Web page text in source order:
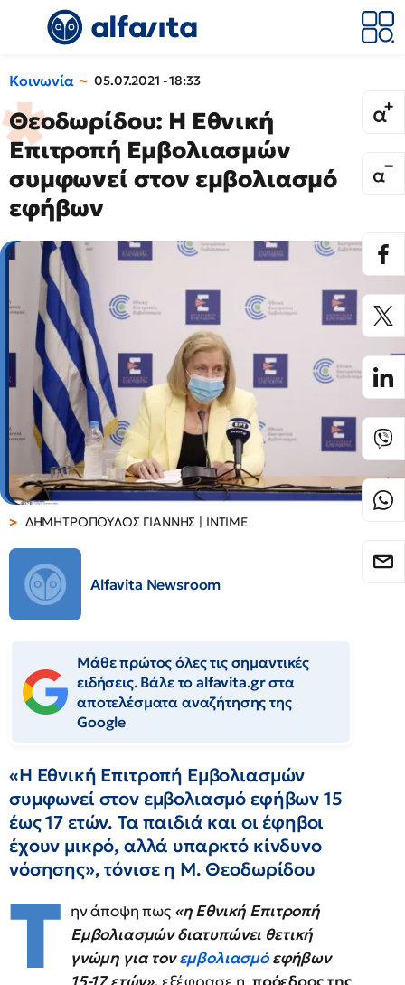
Κοινωνία 05.07.2021 - 18:33
Θεοδωρίδου: Η Εθνική
Επιτροπή Εμβολιασμών
συμφωνεί στον εμβολιασμό
εφήβων
ΔΗΜΗΤΡΟΠΟΥΛΟΣ ΓΙΑΝΝΗΣ | ΙΝΤΙΜΕ
Alfavita Newsroom
Μάθε πρώτος όλες τις σημαντικές
ειδήσεις. Βάλε το alfavita.gr στα
αποτελέσματα αναζήτησης της
Google
«Η Εθνική Επιτροπή Εμβολιασμών
συμφωνεί στον εμβολιασμό εφήβων 15
έως 17 ετών. Τα παιδιά και οι έφηβοι
έχουν μικρό, αλλά υπαρκτό κίνδυνο
νόσησης», τόνισε η Μ. Θεοδωρίδου
Τ ην άποψη πως «η Εθνική Επιτροπή
Εμβολιασμών διατυπώνει θετική
γνώμη για τονεμβολιασμόεφήβων